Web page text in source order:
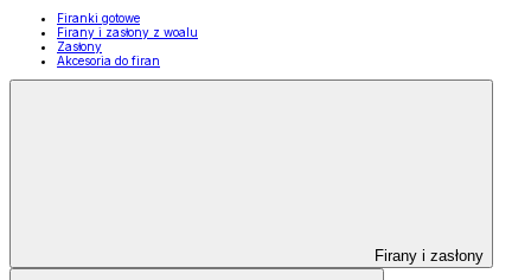
Firanki gotowe
Firany i zasłony z woalu
Zasłony
Akcesoria do firan
Firany i zasłony